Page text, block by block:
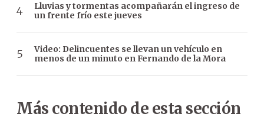
Lluvias y tormentas acompañarán el ingreso de
un frente frío este jueves
Video: Delincuentes se llevan un vehículo en
menos de un minuto en Fernando de la Mora
Más contenido de esta sección